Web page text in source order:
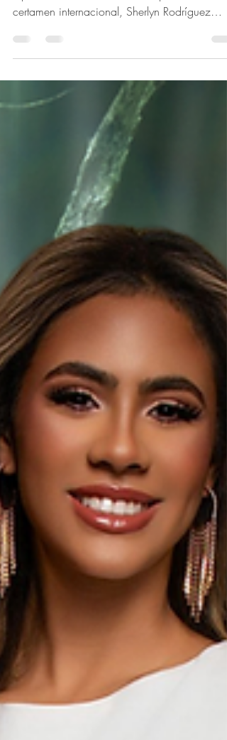
Haciendo historia como la primera
representante de Cuba en competir en este
la atención de jueces y público por igual. Su
participación a lo largo de la competencia se
destacó por su elegancia, confianza y fuerte
sentido de propósito. Desde la competencia
preliminar hasta la Gran Final, Sherlyn brilló en
cada segmento, incluyendo World Showcase,
Fashion, Formal Wear, Traditional Attire, Na